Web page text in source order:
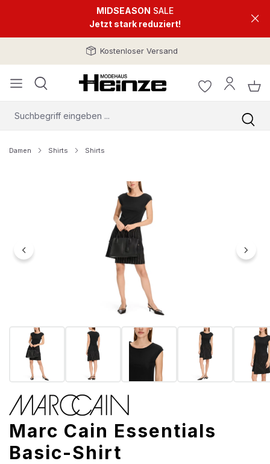
MIDSEASON SALE
Jetzt stark reduziert!
Kostenloser Versand
Damen Shirts Shirts
Marc Cain Essentials
Basic-Shirt